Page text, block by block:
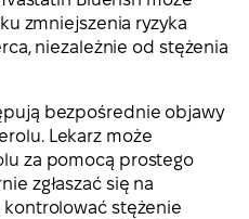
zmniejszenia ryzyka
niezależnie od stężenia
bezpośrednie objawy
Lekarz może
za pomocą prostego
zgłaszać się na
stężenie